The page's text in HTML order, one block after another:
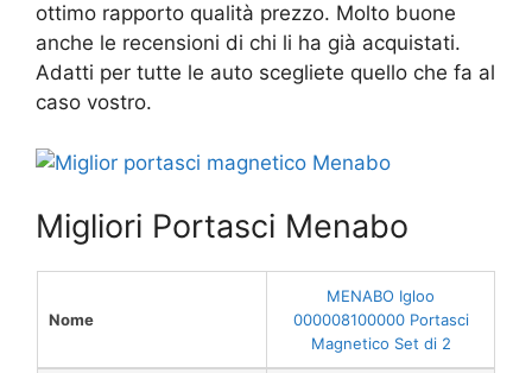
ottimo rapporto qualità prezzo. Molto buone
anche le recensioni di chi li ha già acquistati.
Adatti per tutte le auto scegliete quello che fa al
caso vostro.
Migliori Portasci Menabo
Nome
MENABO Igloo
000008100000 Portasci
Magnetico Set di 2